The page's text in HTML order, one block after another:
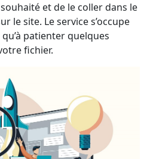
et de le coller dans le
le site. Le service s’occupe
patienter quelques
fichier.